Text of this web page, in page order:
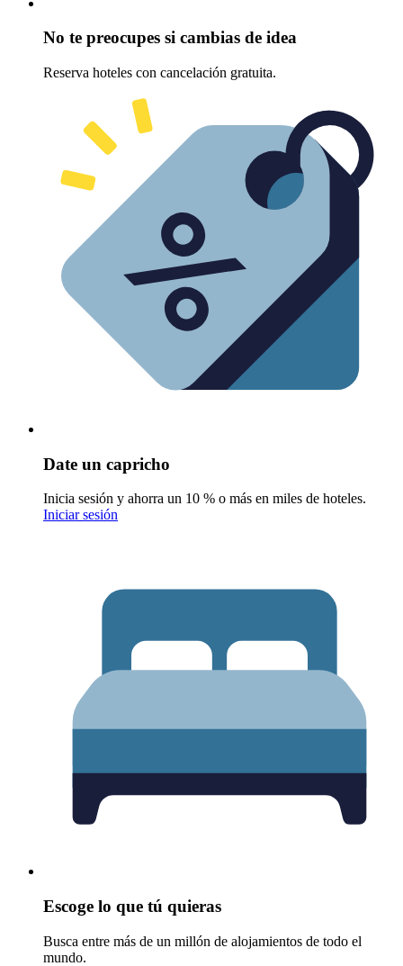
No te preocupes si cambias de idea
Reserva hoteles con cancelación gratuita.
Date un capricho
Inicia sesión y ahorra un 10 % o más en miles de hoteles.
Iniciar sesión
Escoge lo que tú quieras
Busca entre más de un millón de alojamientos de todo el
mundo.